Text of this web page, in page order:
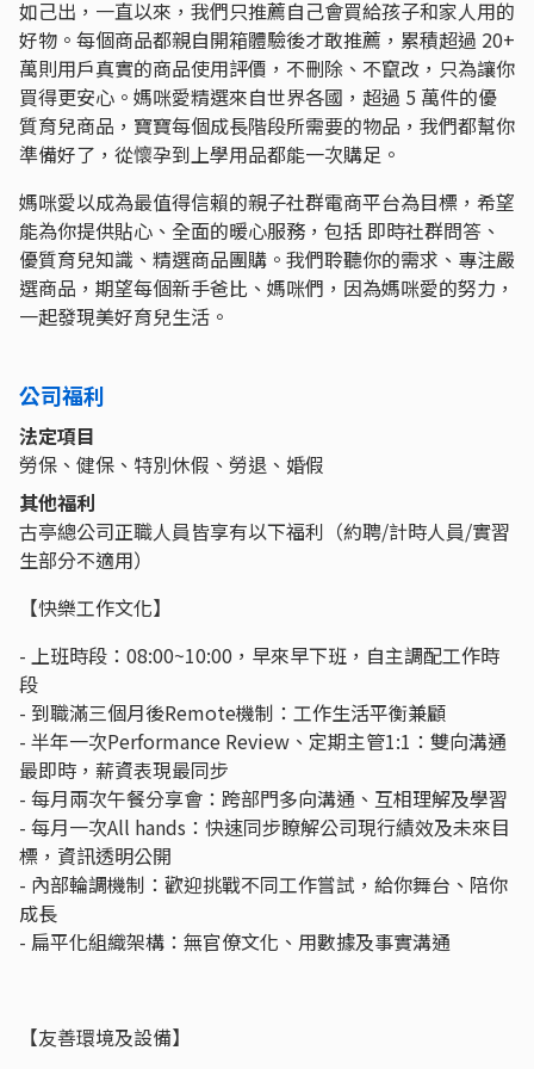
如己出，一直以來，我們只推薦自己會買給孩子和家人用的
好物。每個商品都親自開箱體驗後才敢推薦，累積超過 20+
萬則用戶真實的商品使用評價，不刪除、不竄改，只為讓你
買得更安心。媽咪愛精選來自世界各國，超過 5 萬件的優
質育兒商品，寶寶每個成長階段所需要的物品，我們都幫你
準備好了，從懷孕到上學用品都能一次購足。
媽咪愛以成為最值得信賴的親子社群電商平台為目標，希望
能為你提供貼心、全面的暖心服務，包括 即時社群問答、
優質育兒知識、精選商品團購。我們聆聽你的需求、專注嚴
選商品，期望每個新手爸比、媽咪們，因為媽咪愛的努力，
一起發現美好育兒生活。
公司福利
法定項目
勞保、健保、特別休假、勞退、婚假
其他福利
古亭總公司正職人員皆享有以下福利（約聘/計時人員/實習
生部分不適用）
【快樂工作文化】
- 上班時段：08:00~10:00，早來早下班，自主調配工作時
段
- 到職滿三個月後Remote機制：工作生活平衡兼顧
- 半年一次Performance Review、定期主管1:1：雙向溝通
最即時，薪資表現最同步
- 每月兩次午餐分享會：跨部門多向溝通、互相理解及學習
- 每月一次All hands：快速同步瞭解公司現行績效及未來目
標，資訊透明公開
- 內部輪調機制：歡迎挑戰不同工作嘗試，給你舞台、陪你
成長
- 扁平化組織架構：無官僚文化、用數據及事實溝通
【友善環境及設備】